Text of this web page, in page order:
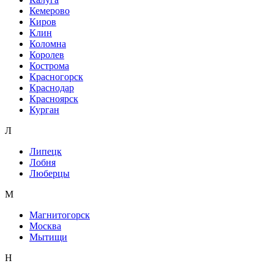
Кемерово
Киров
Клин
Коломна
Королев
Кострома
Красногорск
Краснодар
Красноярск
Курган
Л
Липецк
Лобня
Люберцы
М
Магнитогорск
Москва
Мытищи
Н